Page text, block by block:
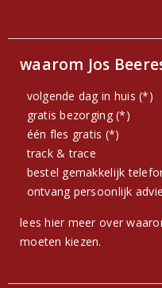
waarom Jos
volgende dag in huis (*)
gratis bezorging (*)
één fles gratis (*)
track & trace
bestel gemakkelijk
ontvang persoonlijk
lees hier meer over
moeten kiezen.